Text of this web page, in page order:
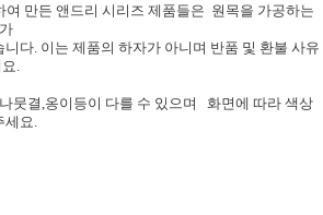
만든 앤드리 시리즈 제품들은 원목을 가공하는
다. 이는 제품의 하자가 아니며 반품 및 환불 사유
.
뭇결,옹이등이 다를 수 있으며 화면에 따라 색상
요.